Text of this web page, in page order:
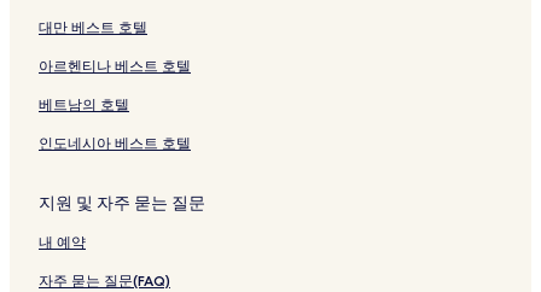
를
는
크
이
를
는
링
크
를
는
크
크
를
는
크
대만 베스트 호텔
아르헨티나 베스트 호텔
베트남의 호텔
인도네시아 베스트 호텔
지원 및 자주 묻는 질문
내 예약
자주 묻는 질문(FAQ)